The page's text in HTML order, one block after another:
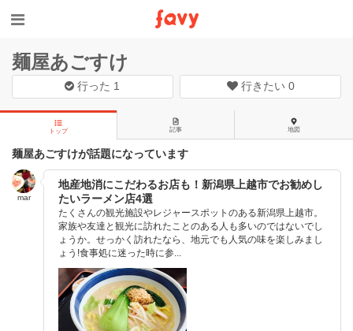
麺屋あごすけ
行った 1 行きたい 0
トップ 記事 地図
麺屋あごすけが話題になっています
mar
地産地消にこだわるお店も！新潟県上越市でお勧めし
たいラーメン店4選
たくさんの観光施設やレジャースポットのある新潟県上越市。
家族や友達と観光に訪れたことのある人も多いのではないでし
ょうか。せっかく訪れたなら、地元でも人気の味を楽しみまし
ょう!食事処に迷った時に参...